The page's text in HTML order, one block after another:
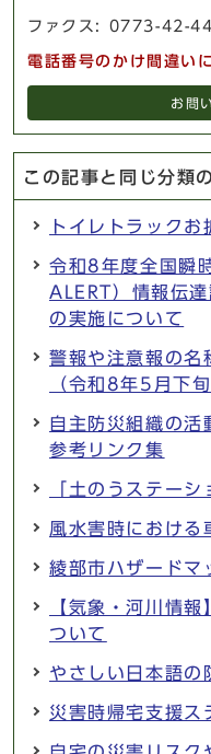
ファクス: 0773-42-
電話番号のかけ間違い
お問
この記事と同じ分類
トイレトラック
令和8年度全国瞬
ALERT）情報伝
の実施について
警報や注意報の名
（令和8年5月下
自主防災組織の活
参考リンク集
「土のうステー
風水害時における
綾部市ハザードマ
【気象・河川情
ついて
やさしい日本語の
災害時帰宅支援ス